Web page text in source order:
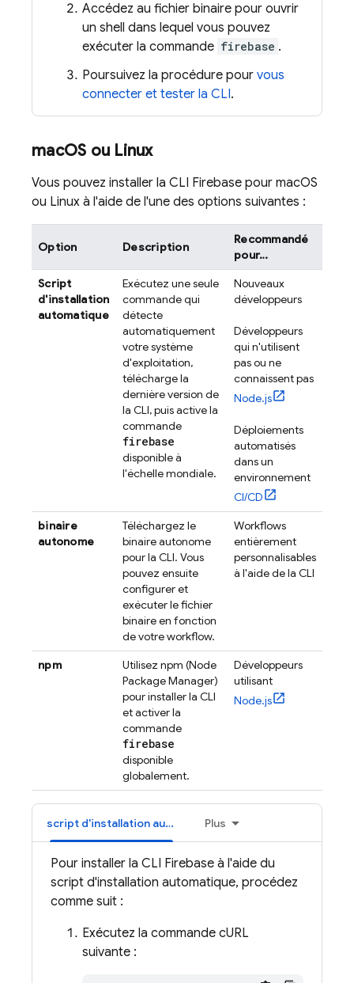
Accédez au fichier binaire pour ouvrir
un shell dans lequel vous pouvez
exécuter la commande firebase .
Poursuivez la procédure pour vous
connecter et tester la CLI.
macOS ou Linux
Vous pouvez installer la CLI Firebase pour macOS
ou Linux à l'aide de l'une des options suivantes :
Option Description
Recommandé
pour…
Script
d'installation
automatique
Exécutez une seule
commande qui
détecte
automatiquement
votre système
d'exploitation,
télécharge la
dernière version de
la CLI, puis active la
commande
firebase
disponible à
l'échelle mondiale.
Nouveaux
développeurs
Développeurs
qui n'utilisent
pas ou ne
connaissent pas
Node.js
Déploiements
automatisés
dans un
environnement
CI/CD
binaire
autonome
Téléchargez le
binaire autonome
pour la CLI. Vous
pouvez ensuite
configurer et
exécuter le fichier
binaire en fonction
de votre workflow.
Workflows
entièrement
personnalisables
à l'aide de la CLI
npm
Utilisez npm (Node
Package Manager)
pour installer la CLI
et activer la
commande
firebase
disponible
globalement.
Développeurs
utilisant
Node.js
script d'installation automatique Plus
Pour installer la CLI Firebase à l'aide du
script d'installation automatique, procédez
comme suit :
Exécutez la commande cURL
suivante :